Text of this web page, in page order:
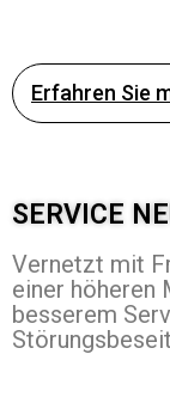
Erfahren Sie
SERVICE
Vernetzt mit
einer höheren
besserem